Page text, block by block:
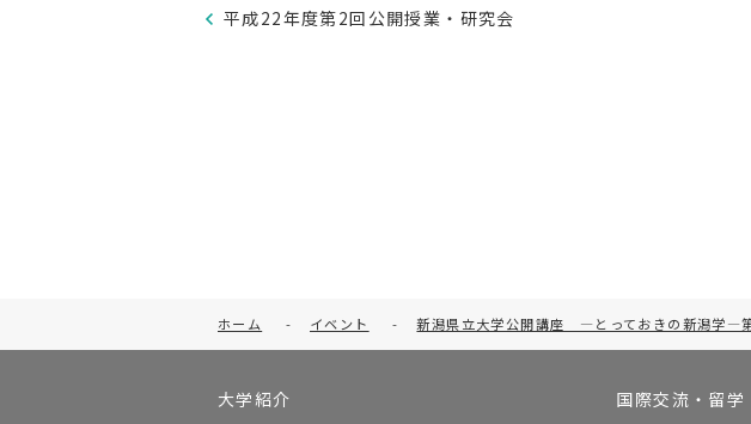
平成22年度第2回公開授業・研究会
ホーム - イベント - 新潟県立大学公開講座 ―とっておきの新潟学―
大学紹介 国際交流・留学